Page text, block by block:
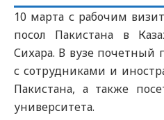
10 марта с рабочим
посол Пакистана в
Сихара. В вузе почетный
с сотрудниками и
Пакистана, а также
университета.